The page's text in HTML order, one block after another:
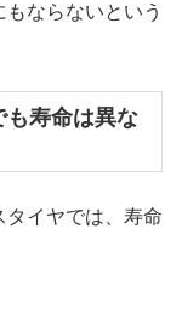
ならないという
も寿命は異な
タイヤでは、寿命